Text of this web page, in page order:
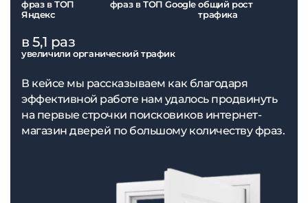
фраз в ТОП
Яндекс
фраз в ТОП Google общий рост
трафика
в 5,1 раз
увеличили органический трафик
В кейсе мы рассказываем как благодаря
эффективной работе нам удалось продвинуть
на первые строчки поисковиков интернет-
магазин дверей по большому количеству фраз.